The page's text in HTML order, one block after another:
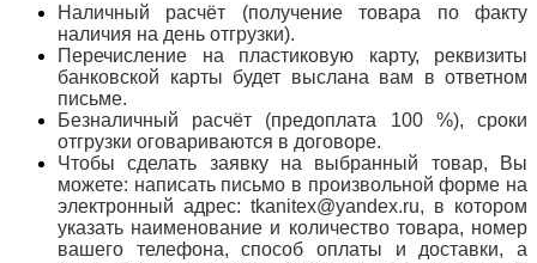
Наличный расчёт (получение товара по факту
наличия на день отгрузки).
Перечисление на пластиковую карту, реквизиты
банковской карты будет выслана вам в ответном
письме.
Безналичный расчёт (предоплата 100 %), сроки
отгрузки оговариваются в договоре.
Чтобы сделать заявку на выбранный товар, Вы
можете: написать письмо в произвольной форме на
электронный адрес: tkanitex@yandex.ru, в котором
указать наименование и количество товара, номер
вашего телефона, способ оплаты и доставки, а